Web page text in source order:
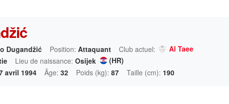
Dugandžić Position: Attaquant Club actuel:
Al Taee
Lieu de naissance: Osijek
(HR)
avril 1994 Âge: 32 Poids (kg): 87 Taille (cm): 190